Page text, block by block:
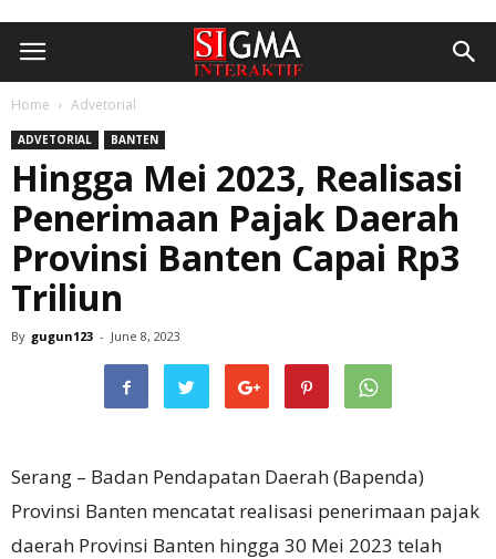
Home Advetorial
ADVETORIAL BANTEN
Hingga Mei 2023, Realisasi
Penerimaan Pajak Daerah
Provinsi Banten Capai Rp3
Triliun
By gugun123 - June 8, 2023
Serang – Badan Pendapatan Daerah (Bapenda)
Provinsi Banten mencatat realisasi penerimaan pajak
daerah Provinsi Banten hingga 30 Mei 2023 telah